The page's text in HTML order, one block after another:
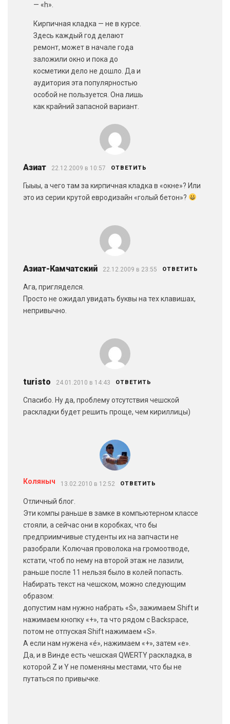
— «h».
Кирпичная кладка — не в курсе.
Здесь каждый год делают
ремонт, может в начале года
заложили окно и пока до
косметики дело не дошло. Да и
аудитория эта популярностью
особой не пользуется. Она лишь
как крайний запасной вариант.
Азиат 22.12.2009 в 10:57 ОТВЕТИТЬ
Гыыы, а чего там за кирпичная кладка в «окне»? Или
это из серии крутой евродизайн «голый бетон»?
Азиат-Камчатский 22.12.2009 в 23:55 ОТВЕТИТЬ
Ага, пригляделся.
Просто не ожидал увидать буквы на тех клавишах,
непривычно.
turisto 24.01.2010 в 14:43 ОТВЕТИТЬ
Спасибо. Ну да, проблему отсутствия чешской
раскладки будет решить проще, чем кириллицы)
Коляныч 13.02.2010 в 12:52 ОТВЕТИТЬ
Отличный блог.
Эти компы раньше в замке в компьютерном классе
стояли, а сейчас они в коробках, что бы
предприимчивые студенты их на запчасти не
разобрали. Колючая проволока на громоотводе,
кстати, чтоб по нему на второй этаж не лазили,
раньше после 11 нельзя было в колей попасть.
Набирать текст на чешском, можно следующим
образом:
допустим нам нужно набрать «Š», зажимаем Shift и
нажимаем кнопку «+», та что рядом с Backspace,
потом не отпуская Shift нажимаем «S».
А если нам нужена «é», нажимаем «+», затем «e».
Да, и в Винде есть чешская QWERTY раскладка, в
которой Z и Y не поменяны местами, что бы не
путаться по привычке.